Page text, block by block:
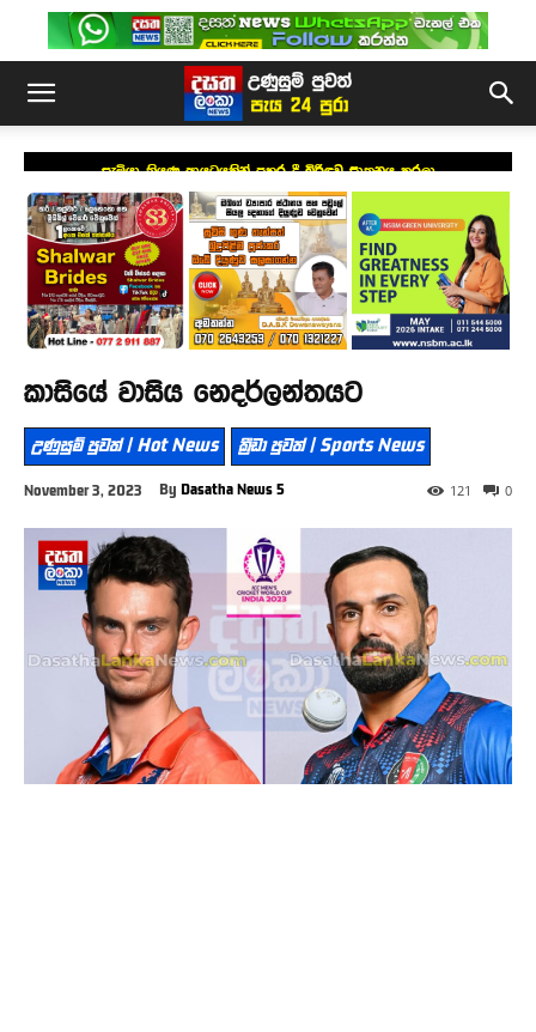
සැමියා තියුණු ආයුධයකින් පහර දී බිරිඳව ඝාතනය කරලා
කාසියේ වාසිය නෙදර්ලන්තයට
උණුසුම් පුවත් | Hot News ක්‍රීඩා පුවත් | Sports News
November 3, 2023 By Dasatha News 5 0
121